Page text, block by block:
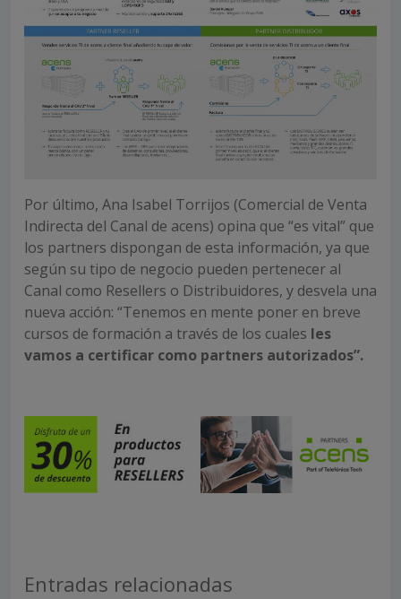
Por último, Ana Isabel Torrijos (Comercial de Venta
Indirecta del Canal de acens) opina que “es vital” que
los partners dispongan de esta información, ya que
según su tipo de negocio pueden pertenecer al
Canal como Resellers o Distribuidores, y desvela una
nueva acción: “Tenemos en mente poner en breve
cursos de formación a través de los cuales les
vamos a certificar como partners autorizados”.
Entradas relacionadas